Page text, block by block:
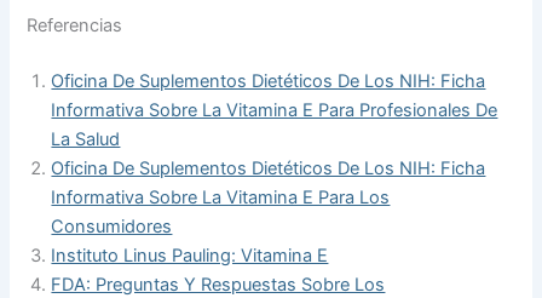
Referencias
Oficina De Suplementos Dietéticos De Los NIH: Ficha
Informativa Sobre La Vitamina E Para Profesionales De
La Salud
Oficina De Suplementos Dietéticos De Los NIH: Ficha
Informativa Sobre La Vitamina E Para Los
Consumidores
Instituto Linus Pauling: Vitamina E
FDA: Preguntas Y Respuestas Sobre Los